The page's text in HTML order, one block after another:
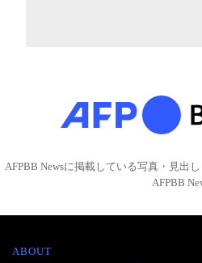
AFPBB Newsに掲載している写真・見出
AFPBB
ABOUT